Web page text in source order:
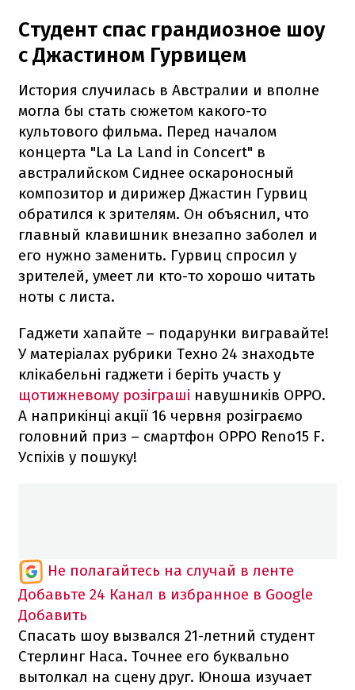
Студент спас грандиозное шоу
с Джастином Гурвицем
История случилась в Австралии и вполне
могла бы стать сюжетом какого-то
культового фильма. Перед началом
концерта "La La Land in Concert" в
австралийском Сиднее оскароносный
композитор и дирижер Джастин Гурвиц
обратился к зрителям. Он объяснил, что
главный клавишник внезапно заболел и
его нужно заменить. Гурвиц спросил у
зрителей, умеет ли кто-то хорошо читать
ноты с листа.
Гаджети хапайте – подарунки вигравайте!
У матеріалах рубрики Техно 24 знаходьте
клікабельні гаджети і беріть участь у
щотижневому розіграші навушників OPPO.
А наприкінці акції 16 червня розіграємо
головний приз – смартфон OPPO Reno15 F.
Успіхів у пошуку!
Не полагайтесь на случай в ленте
Добавьте 24 Канал в избранное в Google
Добавить
Спасать шоу вызвался 21-летний студент
Стерлинг Наса. Точнее его буквально
вытолкал на сцену друг. Юноша изучает